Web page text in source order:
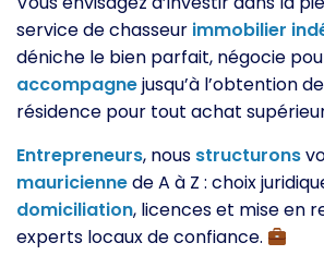
service de chasseur immobilier
déniche le bien parfait, négocie
accompagnejusqu’à l’obtention
résidence pour tout achat
Entrepreneurs, nous structurons
mauriciennede A à Z : choix
domiciliation, licences et mise en
experts locaux de confiance.